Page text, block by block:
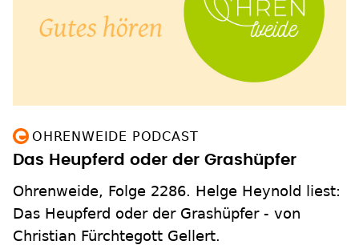
OHRENWEIDE PODCAST
Das Heupferd oder der Grashüpfer
Ohrenweide, Folge 2286. Helge Heynold liest:
Das Heupferd oder der Grashüpfer - von
Christian Fürchtegott Gellert.